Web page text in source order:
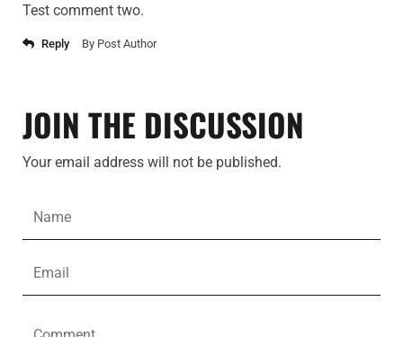
Test comment two.
Reply By Post Author
JOIN THE DISCUSSION
Your email address will not be published.